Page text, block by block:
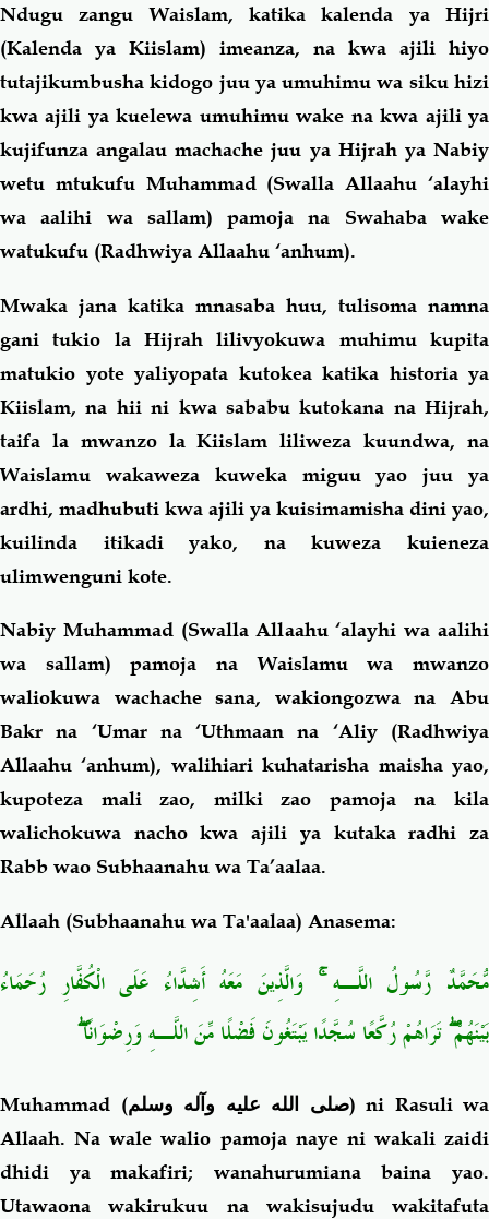
Fataawa Za Ulamaa Kauli Za Salaf
Akhlaaq-Aadaab Raqaaiq
Familia-Jamii Maswali-Majibu
Chemsha Bongo Vitabu
Mapishi
Ndugu zangu Waislam, katika kalenda ya Hijri
(Kalenda ya Kiislam) imeanza, na kwa ajili hiyo
tutajikumbusha kidogo juu ya umuhimu wa siku hizi
kwa ajili ya kuelewa umuhimu wake na kwa ajili ya
kujifunza angalau machache juu ya Hijrah ya Nabiy
wetu mtukufu Muhammad (Swalla Allaahu ‘alayhi
wa aalihi wa sallam) pamoja na Swahaba wake
watukufu (Radhwiya Allaahu ‘anhum).
Mwaka jana katika mnasaba huu, tulisoma namna
gani tukio la Hijrah lilivyokuwa muhimu kupita
matukio yote yaliyopata kutokea katika historia ya
Kiislam, na hii ni kwa sababu kutokana na Hijrah,
taifa la mwanzo la Kiislam liliweza kuundwa, na
Waislamu wakaweza kuweka miguu yao juu ya
ardhi, madhubuti kwa ajili ya kuisimamisha dini yao,
kuilinda itikadi yako, na kuweza kuieneza
ulimwenguni kote.
Nabiy Muhammad (Swalla Allaahu ‘alayhi wa aalihi
wa sallam) pamoja na Waislamu wa mwanzo
waliokuwa wachache sana, wakiongozwa na Abu
Bakr na ‘Umar na ‘Uthmaan na ‘Aliy (Radhwiya
Allaahu ‘anhum), walihiari kuhatarisha maisha yao,
kupoteza mali zao, milki zao pamoja na kila
walichokuwa nacho kwa ajili ya kutaka radhi za
Rabb wao Subhaanahu wa Ta’aalaa.
Allaah (Subhaanahu wa Ta'aalaa) Anasema:
مُّحَمَّدٌ رَّسُولُ اللَّـهِۚ وَالَّذِينَ مَعَهُ أَشِدَّاءُ عَلَى الْكُفَّارِ رُحَمَاءُ
بَيْنَهُمْۖتَرَاهُمْ رُكَّعًا سُجَّدًا يَبْتَغُونَ فَضْلًا مِّنَ اللَّـهِ وَرِضْوَانًاۖ
Muhammad (صلى الله عليه وآله وسلم) ni Rasuli wa
Allaah. Na wale walio pamoja naye ni wakali zaidi
dhidi ya makafiri; wanahurumiana baina yao.
Utawaona wakirukuu na wakisujudu wakitafuta